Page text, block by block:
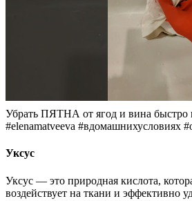
Убрать ПЯТНА от ягод и вина быстро
#elenamatveeva #вдомашнихусловиях
Уксус
Уксус — это природная кислота,
воздействует на ткани и эффективно